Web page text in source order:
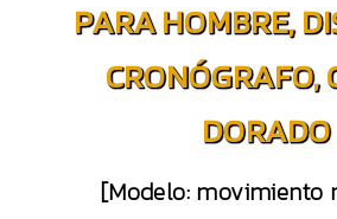
PARA HOMBRE,
CRONÓGRAFO,
DORADO
[Modelo: movimiento